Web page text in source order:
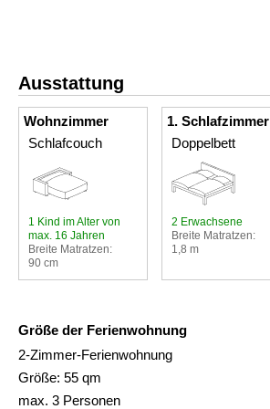
Ausstattung
Wohnzimmer
Schlafcouch
1 Kind im Alter von
max. 16 Jahren
Breite Matratzen:
90 cm
1. Schlafzimmer
Doppelbett
2 Erwachsene
Breite Matratzen:
1,8 m
Größe der Ferienwohnung
2-Zimmer-Ferienwohnung
Größe: 55 qm
max. 3 Personen